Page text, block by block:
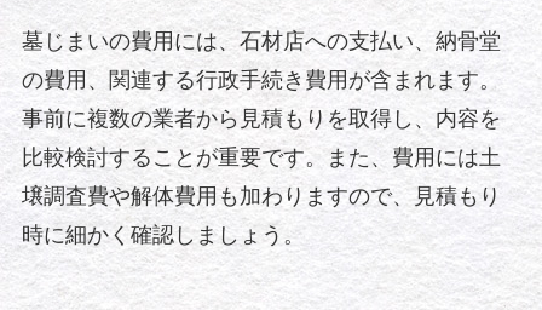
墓じまいの費用には、石材店への支払い、納骨堂
の費用、関連する行政手続き費用が含まれます。
事前に複数の業者から見積もりを取得し、内容を
比較検討することが重要です。また、費用には土
壌調査費や解体費用も加わりますので、見積もり
時に細かく確認しましょう。